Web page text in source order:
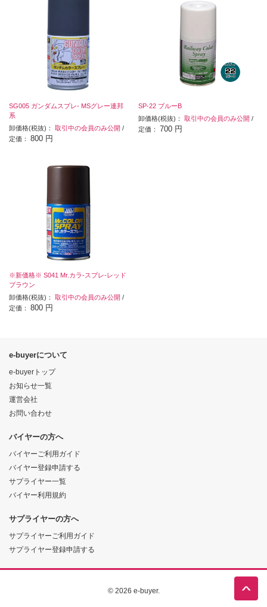
SG005 ガンダムスプレ- MSグレー連邦
系
卸価格(税抜)： 取引中の会員のみ公開 /
定価： 800 円
SP-22 ブルーB
卸価格(税抜)：取引中の会員のみ公開 /
定価： 700 円
※新価格※ S041 Mr.カラ-スプレ-レッド
ブラウン
卸価格(税抜)： 取引中の会員のみ公開 /
定価： 800 円
e-buyerについて
e-buyerトップ
お知らせ一覧
運営会社
お問い合わせ
バイヤーの方へ
バイヤーご利用ガイド
バイヤー登録申請する
サプライヤー一覧
バイヤー利用規約
サプライヤーの方へ
サプライヤーご利用ガイド
サプライヤー登録申請する
© 2026 e-buyer.